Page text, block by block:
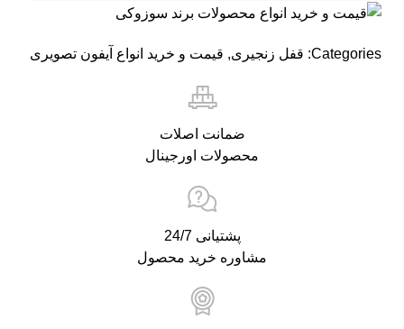
Categories: قفل زنجیری, قیمت و خرید انواع آیفون تصویری
ضمانت اصلات
محصولات اورجینال
پشتیانی 24/7
مشاوره خرید محصول